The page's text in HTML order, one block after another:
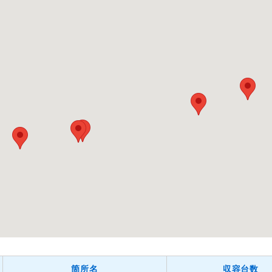
箇所名 収容台数